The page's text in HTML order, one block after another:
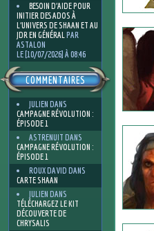
BESOIN D’AIDE POUR
INITIER DES ADOS À
L’UNIVERS DE SHAAN ET AU
JDR EN GÉNÉRALPAR
ASTALON
LE [10/07/2026] À 08:46
COMMENTAIRES
JULIEN DANS
CAMPAGNE RÉVOLUTION :
ÉPISODE 1
ASTRENUIT DANS
CAMPAGNE RÉVOLUTION :
ÉPISODE 1
ROUX DAVID DANS
CARTE SHAAN
JULIEN DANS
TÉLÉCHARGEZ LE KIT
DÉCOUVERTE DE
CHRYSALIS